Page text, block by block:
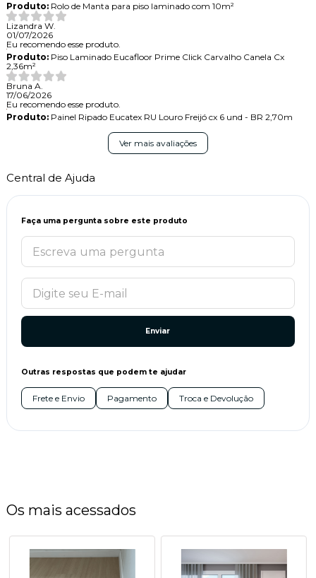
Produto:Rolo de Manta para piso laminado com 10m²
Lizandra W.
01/07/2026
Eu recomendo esse produto.
Produto:Piso Laminado Eucafloor Prime Click Carvalho Canela Cx
2,36m²
Bruna A.
17/06/2026
Eu recomendo esse produto.
Produto:Painel Ripado Eucatex RU Louro Freijó cx 6 und - BR 2,70m
Ver mais avaliações
Central de Ajuda
Faça uma pergunta sobre este produto
Enviar
Outras respostas que podem te ajudar
Frete e Envio Pagamento Troca e Devolução
Os mais acessados